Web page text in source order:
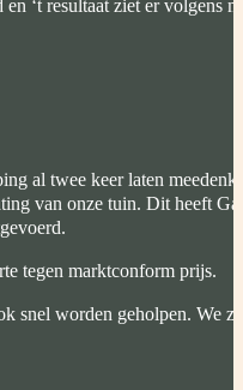
en ‘t resultaat ziet er volgens
al twee keer laten
van onze tuin. Dit heeft
tegen marktconform prijs.
snel worden geholpen. We